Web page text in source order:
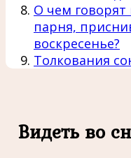
О чем
парня,
воскресенье?
Толкования
Видеть во